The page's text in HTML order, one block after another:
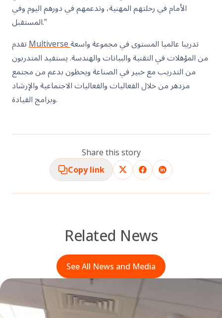
الأمام في رحلتهم المهنية، وتدعمهم في دورهم اليوم وفي
المستقبل.”
Multiverse تدريبا عالميا المستوى في مجموعة واسعة
من المؤهلات في التقنية والبيانات والهندسة. يستفيد المتدربون
من التدريب مع خبير في الصناعة ويحظون بدعم من مجتمع
مزدهر من خلال الفعاليات والفعاليات الاجتماعية والإرشاد
وبرامج القيادة.
Share this story
Copy link
Related News
See All News and Media